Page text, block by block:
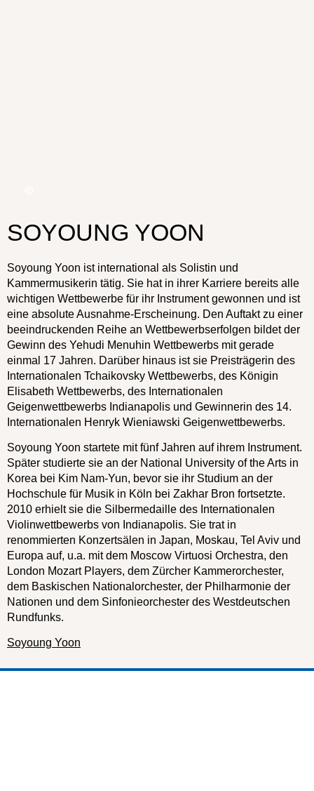
SOYOUNG YOON
Soyoung Yoon ist international als Solistin und
Kammermusikerin tätig. Sie hat in ihrer Karriere bereits alle
wichtigen Wettbewerbe für ihr Instrument gewonnen und ist
eine absolute Ausnahme-Erscheinung. Den Auftakt zu einer
beeindruckenden Reihe an Wettbewerbserfolgen bildet der
Gewinn des Yehudi Menuhin Wettbewerbs mit gerade
einmal 17 Jahren. Darüber hinaus ist sie Preisträgerin des
Internationalen Tchaikovsky Wettbewerbs, des Königin
Elisabeth Wettbewerbs, des Internationalen
Geigenwettbewerbs Indianapolis und Gewinnerin des 14.
Internationalen Henryk Wieniawski Geigenwettbewerbs.
Soyoung Yoon startete mit fünf Jahren auf ihrem Instrument.
Später studierte sie an der National University of the Arts in
Korea bei Kim Nam-Yun, bevor sie ihr Studium an der
Hochschule für Musik in Köln bei Zakhar Bron fortsetzte.
2010 erhielt sie die Silbermedaille des Internationalen
Violinwettbewerbs von Indianapolis. Sie trat in
renommierten Konzertsälen in Japan, Moskau, Tel Aviv und
Europa auf, u.a. mit dem Moscow Virtuosi Orchestra, den
London Mozart Players, dem Zürcher Kammerorchester,
dem Baskischen Nationalorchester, der Philharmonie der
Nationen und dem Sinfonieorchester des Westdeutschen
Rundfunks.
Soyoung Yoon